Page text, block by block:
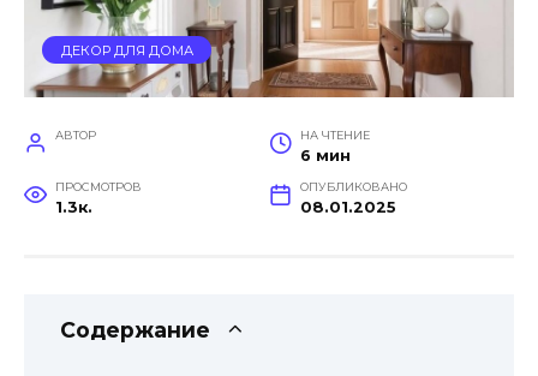
ДЕКОР ДЛЯ ДОМА
АВТОР НА ЧТЕНИЕ
6 мин
ПРОСМОТРОВ
1.3к.
ОПУБЛИКОВАНО
08.01.2025
Содержание